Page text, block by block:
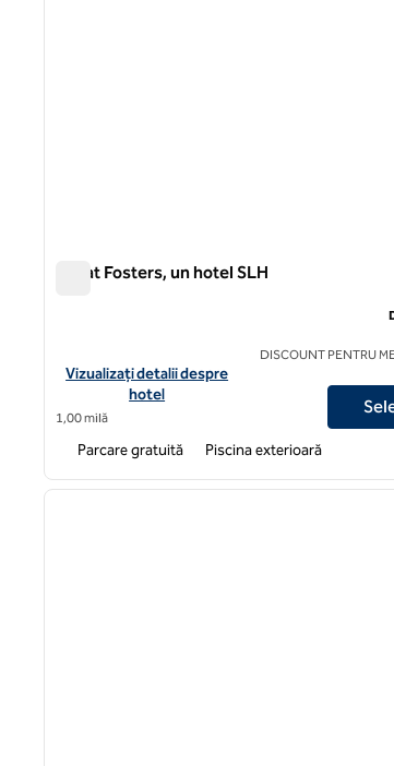
Great Fosters, un hotel SLH
Vizualizați detaliile hotelului Great Fosters, un
Vizualizați detalii despre
hotel
1,00 milă
DISCOUNT PENTRU
Parcare gratuită Piscina exterioară
1 din 12